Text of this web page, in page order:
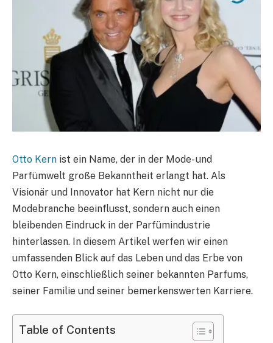
Otto Kern ist ein Name, der in der Mode- und
Parfümwelt große Bekanntheit erlangt hat. Als
Visionär und Innovator hat Kern nicht nur die
Modebranche beeinflusst, sondern auch einen
bleibenden Eindruck in der Parfümindustrie
hinterlassen. In diesem Artikel werfen wir einen
umfassenden Blick auf das Leben und das Erbe von
Otto Kern, einschließlich seiner bekannten Parfums,
seiner Familie und seiner bemerkenswerten Karriere.
Table of Contents